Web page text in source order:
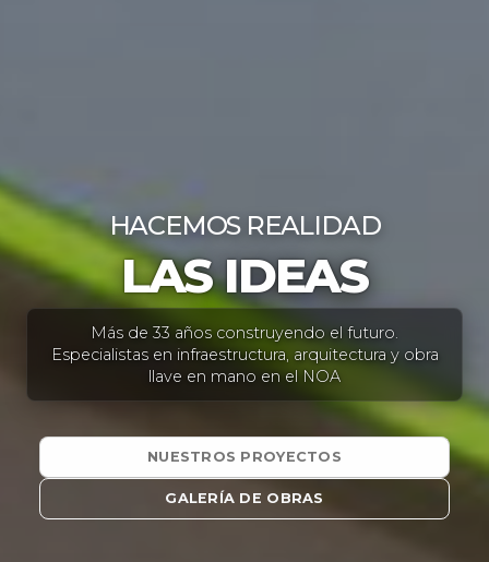
HACEMOS REALIDAD
LAS IDEAS
Más de 33 años construyendo el futuro.
Especialistas en infraestructura, arquitectura y obra
llave en mano en el NOA
NUESTROS PROYECTOS
GALERÍA DE OBRAS